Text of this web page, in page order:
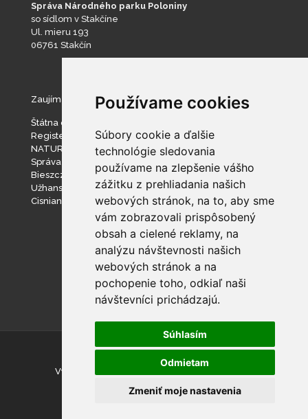
Používame cookies
Súbory cookie a ďalšie
technológie sledovania
používame na zlepšenie vášho
zážitku z prehliadania našich
webových stránok, na to, aby sme
vám zobrazovali prispôsobený
obsah a cielené reklamy, na
analýzu návštevnosti našich
webových stránok a na
pochopenie toho, odkiaľ naši
návštevníci prichádzajú.
Súhlasím
Odmietam
Zmeniť moje nastavenia
Správa Národného parku Poloniny
so sídlom v Stakčíne
Ul. mieru 193
06761 Stakčín
Zaujímavé stránky
Štátna ochrana prírody SR
Register ponúkaného majetku štátu
NATURA 2000
Správa slovenských jaskýň
Bieszczadzki Park Narodowy
Užhanský národný prírodný park
Cisniansko-Wetlinský park krajobrazowy
© Národný park Poloniny
Vyhlásenie o prístupnosti